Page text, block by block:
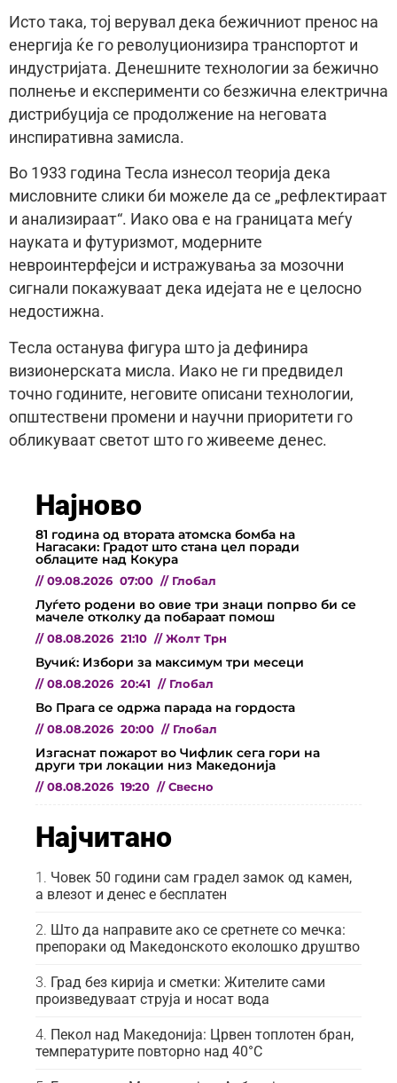
Исто така, тој верувал дека бежичниот пренос на
енергија ќе го револуционизира транспортот и
индустријата. Денешните технологии за бежично
полнење и експерименти со безжична електрична
дистрибуција се продолжение на неговата
инспиративна замисла.
Во 1933 година Тесла изнесол теорија дека
мисловните слики би можеле да се „рефлектираат
и анализираат“. Иако ова е на границата меѓу
науката и футуризмот, модерните
невроинтерфејси и истражувања за мозочни
сигнали покажуваат дека идејата не е целосно
недостижна.
Тесла останува фигура што ја дефинира
визионерската мисла. Иако не ги предвидел
точно годините, неговите описани технологии,
општествени промени и научни приоритети го
обликуваат светот што го живееме денес.
Најново
81 година од втората атомска бомба на
Нагасаки: Градот што стана цел поради
облаците над Кокура
// 09.08.2026 07:00 // Глобал
Луѓето родени во овие три знаци попрво би се
мачеле отколку да побараат помош
// 08.08.2026 21:10 // Жолт Трн
Вучиќ: Избори за максимум три месеци
// 08.08.2026 20:41 // Глобал
Во Прага се одржа парада на гордоста
// 08.08.2026 20:00 // Глобал
Изгаснат пожарот во Чифлик сега гори на
други три локации низ Македонија
// 08.08.2026 19:20 // Свесно
Најчитано
Човек 50 години сам градел замок од камен,
а влезот и денес е бесплатен
Што да направите ако се сретнете со мечка:
препораки од Македонското еколошко друштво
Град без кирија и сметки: Жителите сами
произведуваат струја и носат вода
Пекол над Македонија: Црвен топлотен бран,
температурите повторно над 40°C